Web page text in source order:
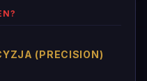
(PRECISION)